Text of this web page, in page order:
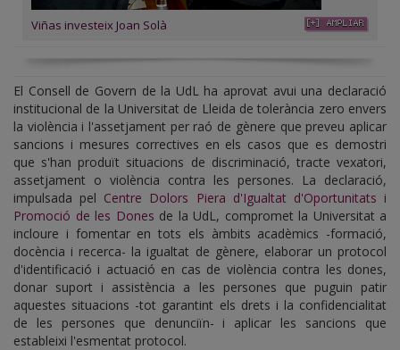
Viñas investeix Joan Solà
El Consell de Govern de la UdL ha aprovat avui una declaració
institucional de la Universitat de Lleida de tolerància zero envers
la violència i l'assetjament per raó de gènere que preveu aplicar
sancions i mesures correctives en els casos que es demostri
que s'han produït situacions de discriminació, tracte vexatori,
assetjament o violència contra les persones. La declaració,
impulsada pel Centre Dolors Piera d'Igualtat d'Oportunitats i
Promoció de les Dones de la UdL, compromet la Universitat a
incloure i fomentar en tots els àmbits acadèmics -formació,
docència i recerca- la igualtat de gènere, elaborar un protocol
d'identificació i actuació en cas de violència contra les dones,
donar suport i assistència a les persones que puguin patir
aquestes situacions -tot garantint els drets i la confidencialitat
de les persones que denunciïn- i aplicar les sancions que
estableixi l'esmentat protocol.